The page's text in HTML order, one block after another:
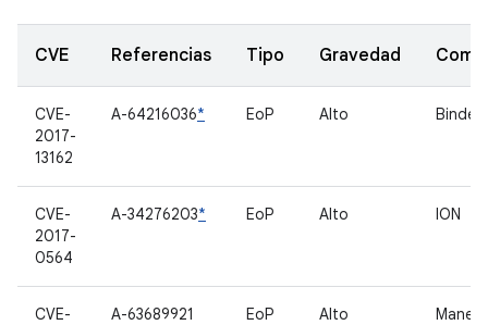
CVE Referencias Tipo Gravedad
CVE-
2017-
13162
A-64216036* EoP Alto Binder
CVE-
2017-
0564
A-34276203* EoP Alto ION
CVE-
A-63689921
EoP Alto